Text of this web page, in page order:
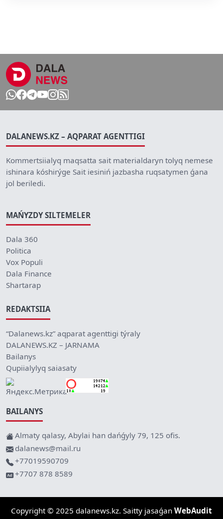
DALANEWS.KZ – AQPARAT AGENTTIGI
Kommertsiialyq maqsatta sait materialdaryn tolyq nemese
ishinara kóshirýge Sait iesiniń jazbasha ruqsatymen ǵana
jol beriledi.
MAŃYZDY SILTEMELER
Dala 360
Politica
Vox Populi
Dala Finance
Shartarap
REDAKTSIIA
“Dalanews.kz” aqparat agenttigi týraly
DALANEWS.KZ – JARNAMA
Bailanys
Qupiialylyq saiasaty
BAILANYS
Almaty qalasy, Abylai han dańǵyly 79, 125 ofis.
dalanews@mail.ru
+77019590709
+7707 878 8589
Copyright © 2025 dalanews.kz. Saitty jasaǵan WebAudit